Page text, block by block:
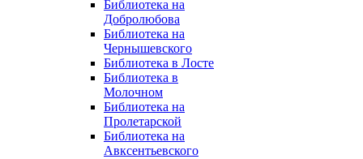
Библиотека на
Добролюбова
Библиотека на
Чернышевского
Библиотека в Лосте
Библиотека в
Молочном
Библиотека на
Пролетарской
Библиотека на
Авксентьевского